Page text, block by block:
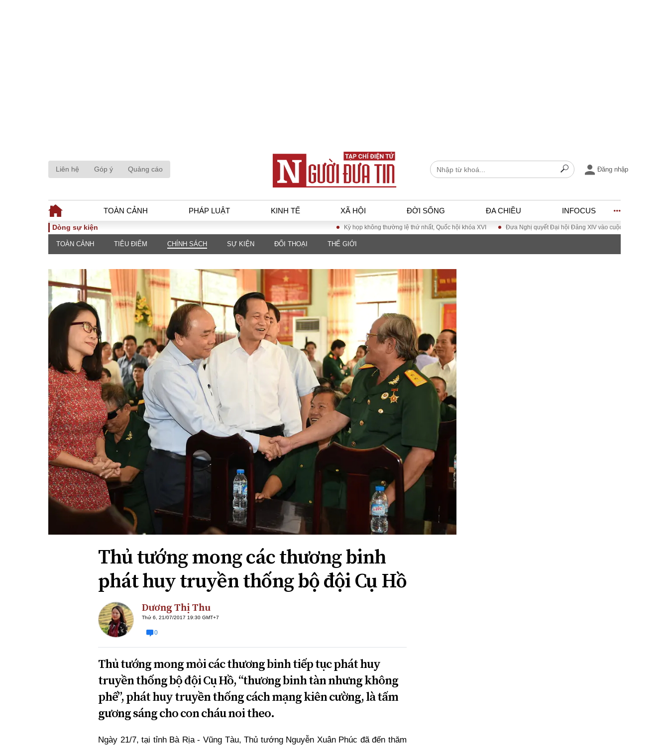
Liên hệ Góp ý Quảng cáo Đăng nhập
TOÀN CẢNH PHÁP LUẬT KINH TẾ XÃ HỘI ĐỜI SỐNG ĐA CHIỀU INFOCUS
TOÀN CẢNH
Chính sách
Sự kiện
Đối thoại
Thế giới
PHÁP LUẬT
luật
Góc nhìn luật gia
Hồ sơ điều tra
Tiếng nói công dân
An ninh - Hình sự
KINH TẾ
Tài chính - Ngân
hàng
Kinh tế vĩ mô
Hồ sơ doanh
nghiệp
Xu hướng thị
trường
Tiêu dùng và dư
luận
Công nghệ
Giáo dục
Văn hoá
Môi trường
Giao thông – Đô thị
ĐA CHIỀU
Quan điểm
Xi nhan Trái Phải
Bạn đọc viết
INFOCUS
Dòng sự kiện Kỳ họp không thường lệ thứ nhất, Quốc hội khóa XVI Đưa Nghị quyết Đại hội Đảng XIV vào cuộc sống
TOÀN CẢNH TIÊU ĐIỂM CHÍNH SÁCH SỰ KIỆN ĐỐI THOẠI THẾ GIỚI
Thủ tướng mong các thương binh
phát huy truyền thống bộ đội Cụ Hồ
Dương Thị Thu
Thứ 6, 21/07/2017 19:30 GMT+7
0
Thủ tướng mong mỏi các thương binh tiếp tục phát huy
truyền thống bộ đội Cụ Hồ, “thương binh tàn nhưng không
phế”, phát huy truyền thống cách mạng kiên cường, là tấm
gương sáng cho con cháu noi theo.
Ngày 21/7, tại tỉnh Bà Rịa - Vũng Tàu, Thủ tướng Nguyễn Xuân Phúc đã đến thăm